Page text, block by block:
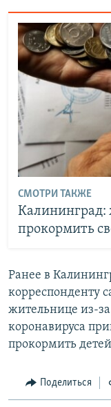
СМОТРИ ТАКЖЕ
Калининград:
прокормить
Ранее в
корреспонденту
жительнице из-
коронавируса
прокормить
Поделиться